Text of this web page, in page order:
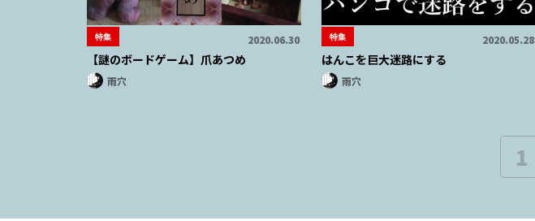
特集 2020.06.30
【謎のボードゲーム】爪あつめ
雨穴
特集 2020.05.28
はんこを巨大迷路にする
雨穴
1